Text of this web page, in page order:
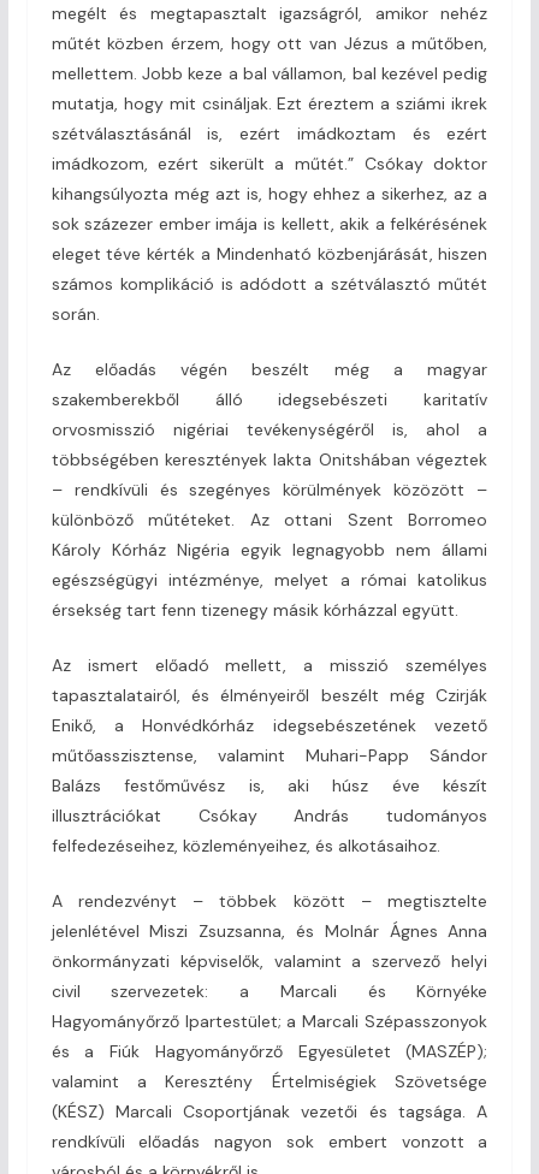
megélt és megtapasztalt igazságról, amikor nehéz
műtét közben érzem, hogy ott van Jézus a műtőben,
mellettem. Jobb keze a bal vállamon, bal kezével pedig
mutatja, hogy mit csináljak. Ezt éreztem a sziámi ikrek
szétválasztásánál is, ezért imádkoztam és ezért
imádkozom, ezért sikerült a műtét.” Csókay doktor
kihangsúlyozta még azt is, hogy ehhez a sikerhez, az a
sok százezer ember imája is kellett, akik a felkérésének
eleget téve kérték a Mindenható közbenjárását, hiszen
számos komplikáció is adódott a szétválasztó műtét
során.
Az előadás végén beszélt még a magyar
szakemberekből álló idegsebészeti karitatív
orvosmisszió nigériai tevékenységéről is, ahol a
többségében keresztények lakta Onitshában végeztek
– rendkívüli és szegényes körülmények közözött –
különböző műtéteket. Az ottani Szent Borromeo
Károly Kórház Nigéria egyik legnagyobb nem állami
egészségügyi intézménye, melyet a római katolikus
érsekség tart fenn tizenegy másik kórházzal együtt.
Az ismert előadó mellett, a misszió személyes
tapasztalatairól, és élményeiről beszélt még Czirják
Enikő, a Honvédkórház idegsebészetének vezető
műtőasszisztense, valamint Muhari-Papp Sándor
Balázs festőművész is, aki húsz éve készít
illusztrációkat Csókay András tudományos
felfedezéseihez, közleményeihez, és alkotásaihoz.
A rendezvényt – többek között – megtisztelte
jelenlétével Miszi Zsuzsanna, és Molnár Ágnes Anna
önkormányzati képviselők, valamint a szervező helyi
civil szervezetek: a Marcali és Környéke
Hagyományőrző Ipartestület; a Marcali Szépasszonyok
és a Fiúk Hagyományőrző Egyesületet (MASZÉP);
valamint a Keresztény Értelmiségiek Szövetsége
(KÉSZ) Marcali Csoportjának vezetői és tagsága. A
rendkívüli előadás nagyon sok embert vonzott a